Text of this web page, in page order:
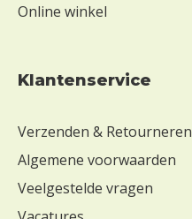
Online winkel
Klantenservice
Verzenden & Retourneren
Algemene voorwaarden
Veelgestelde vragen